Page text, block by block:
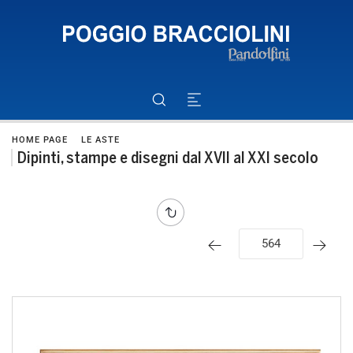
HOME PAGE LE ASTE
Dipinti, stampe e disegni dal XVII al XXI secolo